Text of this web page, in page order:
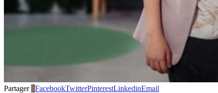
Partager FacebookTwitterPinterestLinkedinEmail